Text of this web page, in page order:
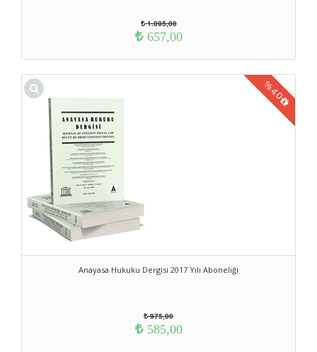
1.095,00
657,00
Anayasa Hukuku Dergisi 2017 Yılı Aboneliği
%40
975,00
585,00